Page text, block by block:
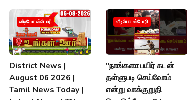
வீடியோ ஸ்டோரி
District News |
August 06 2026 |
Tamil News Today |
வீடியோ ஸ்டோரி
"நாங்களா பயிர் கடன்
தள்ளுபடி செய்வோம்
என்று வாக்குறுதி